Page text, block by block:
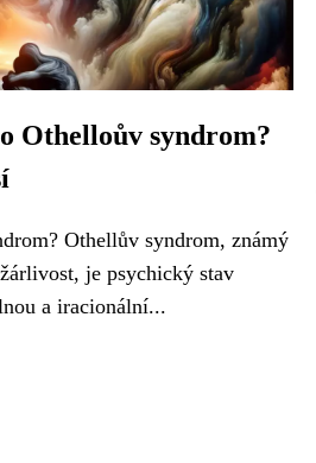
Othelloův syndrom?
Othellův syndrom, známý
je psychický stav
a iracionální...